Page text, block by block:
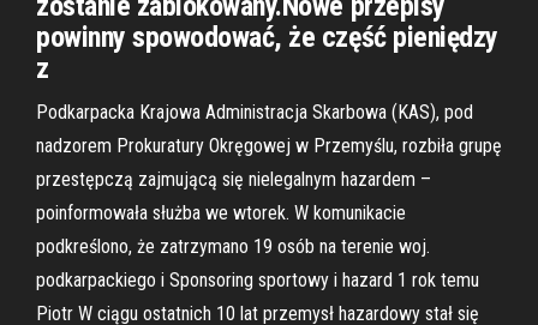
powinny spowodować, że część pieniędzy
z
Podkarpacka Krajowa Administracja Skarbowa (KAS), pod
nadzorem Prokuratury Okręgowej w Przemyślu, rozbiła grupę
przestępczą zajmującą się nielegalnym hazardem –
poinformowała służba we wtorek. W komunikacie
podkreślono, że zatrzymano 19 osób na terenie woj.
podkarpackiego i Sponsoring sportowy i hazard 1 rok temu
Piotr W ciągu ostatnich 10 lat przemysł hazardowy stał się